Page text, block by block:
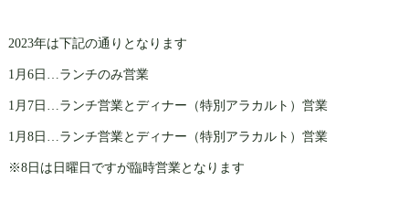
2023年は下記の通りとなります
1月6日…ランチのみ営業
1月7日…ランチ営業とディナー（特別アラカルト）営業
1月8日…ランチ営業とディナー（特別アラカルト）営業
※8日は日曜日ですが臨時営業となります